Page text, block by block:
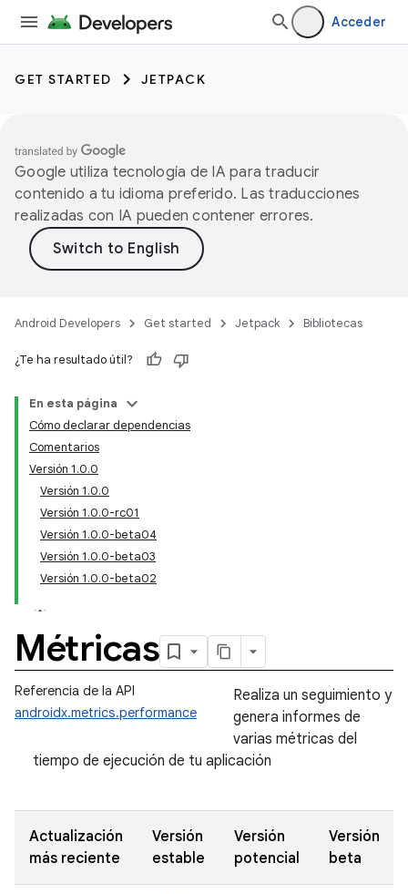
Acceder
GET STARTED JETPACK
Google utiliza tecnología de IA para traducir
contenido a tu idioma preferido. Las traducciones
realizadas con IA pueden contener errores.
Android Developers Get started Jetpack Bibliotecas
¿Te ha resultado útil?
En esta página
Cómo declarar dependencias
Comentarios
Versión 1.0.0
Versión 1.0.0
Versión 1.0.0-rc01
Versión 1.0.0-beta04
Versión 1.0.0-beta03
Versión 1.0.0-beta02
Métricas
Referencia de la API
androidx.metrics.performance
Realiza un seguimiento y
genera informes de
varias métricas del
tiempo de ejecución de tu aplicación
Actualización
más reciente
Versión
estable
Versión
potencial
Versión
beta